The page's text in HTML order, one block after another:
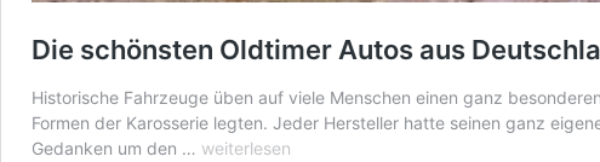
Die schönsten Oldtimer Autos aus
Historische Fahrzeuge üben auf viele Menschen einen ganz
Formen der Karosserie legten. Jeder Hersteller hatte seinen ganz
Gedanken um den … Die
weiterlesen